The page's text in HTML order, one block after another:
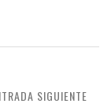
SIGUIENTE